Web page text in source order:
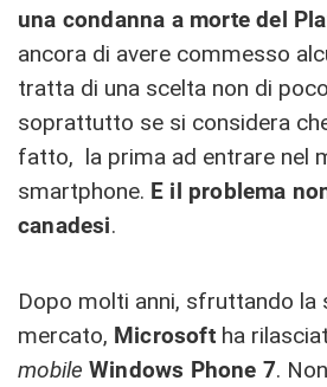
una condanna a morte del
ancora di avere commesso
tratta di una scelta non di
soprattutto se si considera
fatto, la prima ad entrare nel
smartphone. E il problema
canadesi.
Dopo molti anni, sfruttando la
mercato, Microsoft ha
mobile Windows Phone 7.